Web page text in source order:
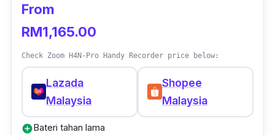
From
RM1,165.00
Check Zoom H4N-Pro Handy Recorder price below:
Lazada
Malaysia
Shopee
Malaysia
add_circleBateri tahan lama